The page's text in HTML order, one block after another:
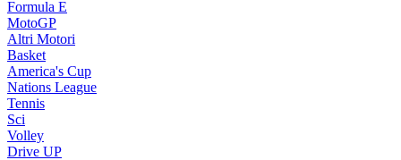
Formula E
MotoGP
Altri Motori
Basket
America's Cup
Nations League
Tennis
Sci
Volley
Drive UP